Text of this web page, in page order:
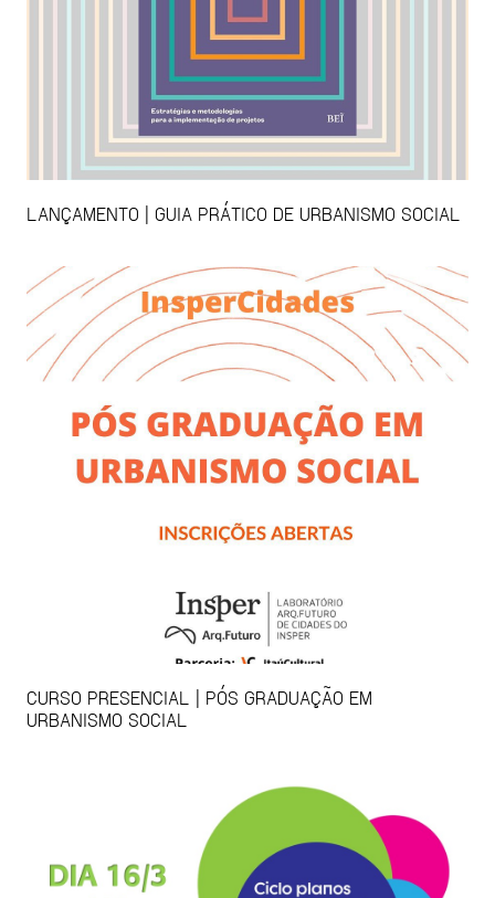
LANÇAMENTO | GUIA PRÁTICO DE URBANISMO SOCIAL
CURSO PRESENCIAL | PÓS GRADUAÇÃO EM
URBANISMO SOCIAL